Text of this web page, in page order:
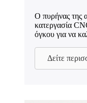
Ο πυρήνας της
κατεργασία
όγκου για να
Δείτε